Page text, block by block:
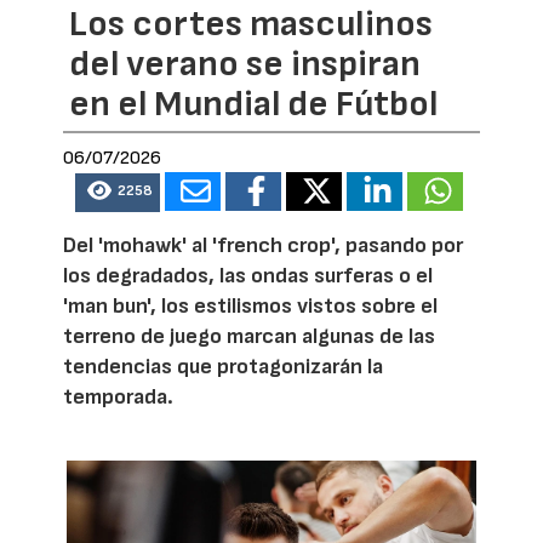
Los cortes masculinos
del verano se inspiran
en el Mundial de Fútbol
06/07/2026
2258
Del 'mohawk' al 'french crop', pasando por
los degradados, las ondas surferas o el
'man bun', los estilismos vistos sobre el
terreno de juego marcan algunas de las
tendencias que protagonizarán la
temporada.